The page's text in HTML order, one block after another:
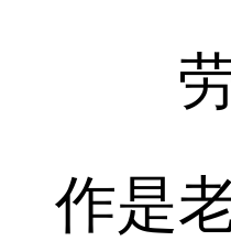
劳
作是